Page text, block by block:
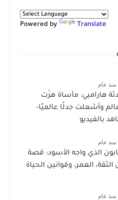
Powered by Translate
منذ عام
هارامبي: مأساة هزّت
وأشعلت جدلًا عالميًا-
بالفيديو
منذ عام
الذي واجه الأسود: قصة
العمر، وقوانين الحياة
منذ عام